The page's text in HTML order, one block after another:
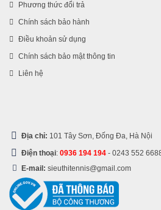
Phương thức đổi trả
Chính sách bảo hành
Điều khoản sử dụng
Chính sách bảo mật thông tin
Liên hệ
Địa chỉ: 101 Tây Sơn, Đống Đa, Hà Nội
Điện thoại: 0936 194 194 - 0243 552
E-mail: sieuthitennis@gmail.com